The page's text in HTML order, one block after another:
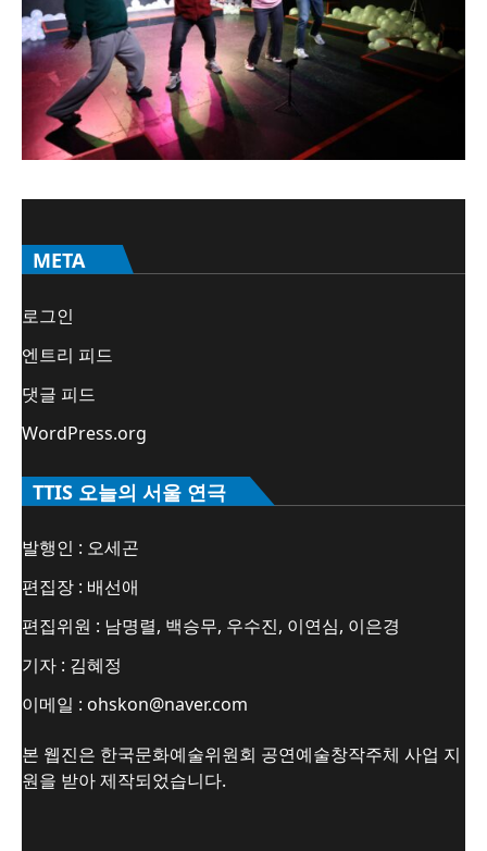
META
로그인
엔트리 피드
댓글 피드
WordPress.org
TTIS 오늘의 서울 연극
발행인 : 오세곤
편집장 : 배선애
편집위원 : 남명렬, 백승무, 우수진, 이연심, 이은경
기자 : 김혜정
이메일 : ohskon@naver.com
본 웹진은 한국문화예술위원회 공연예술창작주체 사업 지
원을 받아 제작되었습니다.